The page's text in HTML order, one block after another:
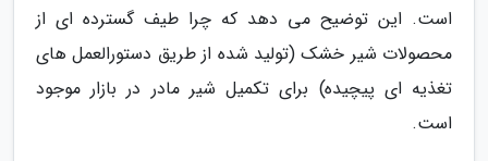
است. این توضیح می دهد که چرا طیف گسترده ای از
محصولات شیر خشک (تولید شده از طریق دستورالعمل های
تغذیه ای پیچیده) برای تکمیل شیر مادر در بازار موجود
است.